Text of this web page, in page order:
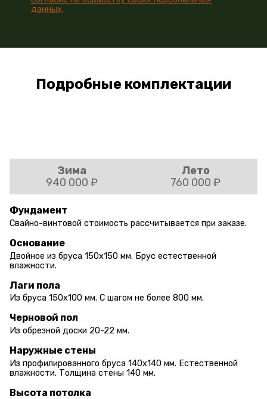
данных.
Подробные комплектации
Зима
940 000 ₽
Лето
760 000 ₽
Фундамент
Свайно-винтовой стоимость рассчитывается при заказе.
Основание
Двойное из бруса 150х150 мм. Брус естественной
влажности.
Лаги пола
Из бруса 150х100 мм. С шагом не более 800 мм.
Черновой пол
Из обрезной доски 20-22 мм.
Наружные стены
Из профилированного бруса 140х140 мм. Естественной
влажности. Толщина стены 140 мм.
Высота потолка